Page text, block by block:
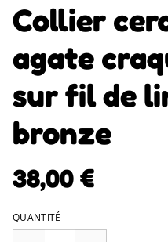
Collier
agate
sur fil de
bronze
38,00 €
QUANTITÉ